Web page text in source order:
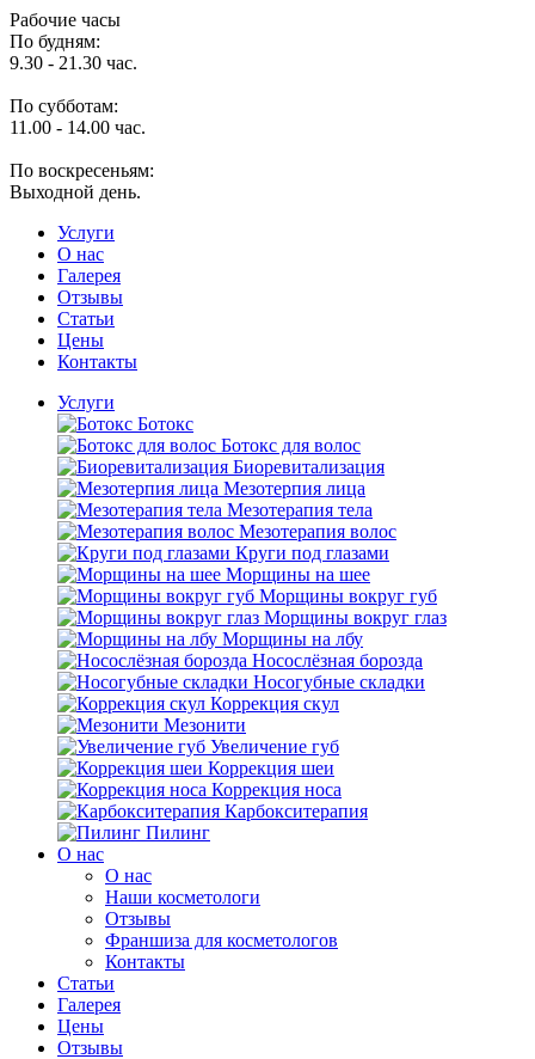
Рабочие часы
По будням:
9.30 - 21.30 час.
По субботам:
11.00 - 14.00 час.
По воскресеньям:
Выходной день.
Услуги
O нас
Галерея
Отзывы
Статьи
Цены
Контакты
Услуги
Ботокс
Ботокс для волос
Биоревитализация
Мезотерпия лица
Мезотерапия тела
Мезотерапия волос
Круги под глазами
Морщины на шее
Морщины вокруг губ
Морщины вокруг глаз
Морщины на лбу
Носослёзная борозда
Носогубные складки
Коррекция скул
Мезонити
Увеличение губ
Коррекция шеи
Коррекция носа
Карбокситерапия
Пилинг
O нас
O нас
Наши косметологи
Отзывы
Франшиза для косметологов
Контакты
Статьи
Галерея
Цены
Отзывы